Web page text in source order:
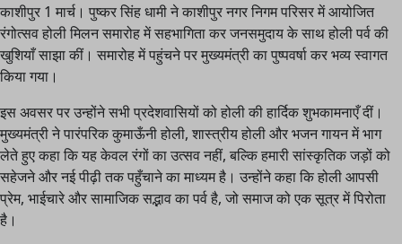
काशीपुर 1 मार्च। पुष्कर सिंह धामी ने काशीपुर नगर निगम परिसर में आयोजित
रंगोत्सव होली मिलन समारोह में सहभागिता कर जनसमुदाय के साथ होली पर्व की
खुशियाँ साझा कीं। समारोह में पहुंचने पर मुख्यमंत्री का पुष्पवर्षा कर भव्य स्वागत
किया गया।
इस अवसर पर उन्होंने सभी प्रदेशवासियों को होली की हार्दिक शुभकामनाएँ दीं।
मुख्यमंत्री ने पारंपरिक कुमाऊँनी होली, शास्त्रीय होली और भजन गायन में भाग
लेते हुए कहा कि यह केवल रंगों का उत्सव नहीं, बल्कि हमारी सांस्कृतिक जड़ों को
सहेजने और नई पीढ़ी तक पहुँचाने का माध्यम है। उन्होंने कहा कि होली आपसी
प्रेम, भाईचारे और सामाजिक सद्भाव का पर्व है, जो समाज को एक सूत्र में पिरोता
है।